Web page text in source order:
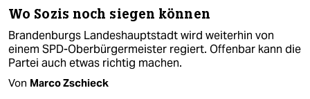
Wo Sozis noch siegen können
Brandenburgs Landeshauptstadt wird weiterhin von
einem SPD-Oberbürgermeister regiert. Offenbar kann die
Partei auch etwas richtig machen.
Von Marco Zschieck